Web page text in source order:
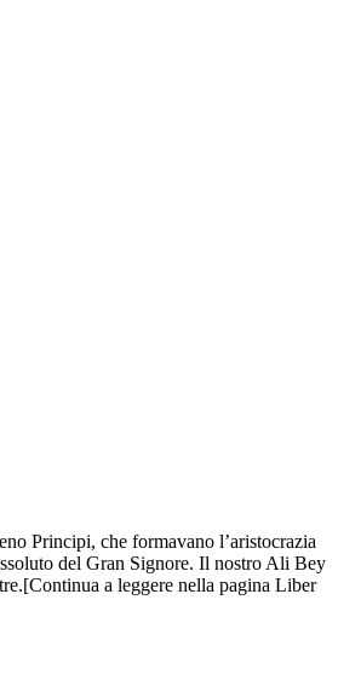
Principi, che formavano l’aristocrazia
del Gran Signore. Il nostro Ali Bey
a leggere nella pagina Liber